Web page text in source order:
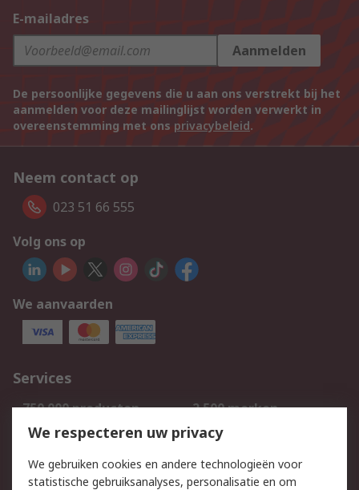
E-mailadres
Aanmelden
De persoonlijke gegevens die u aan ons verstrekt bij het
aanmelden voor deze mailinglijst worden verwerkt in
overeenstemming met ons privacybeleid.
Neem contact op
023 51 66 555
Volg ons op
We aanvaarden
Services
750.000 producten
2.500 merken
Bestellen
Inkoopoplossingen
Track & Trace
We respecteren uw privacy
We gebruiken cookies en andere technologieën voor
statistische gebruiksanalyses, personalisatie en om